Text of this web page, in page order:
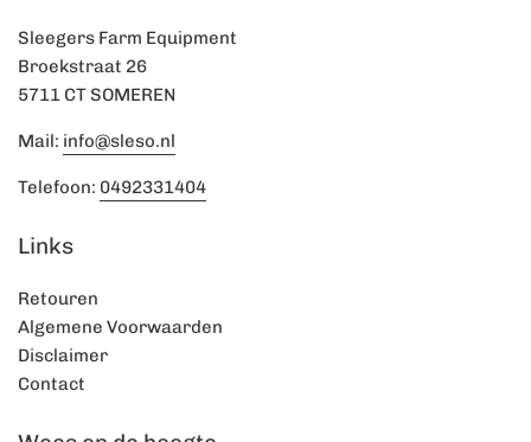
Sleegers Farm Equipment
Broekstraat 26
5711 CT SOMEREN
Mail: info@sleso.nl
Telefoon: 0492331404
Links
Retouren
Algemene Voorwaarden
Disclaimer
Contact